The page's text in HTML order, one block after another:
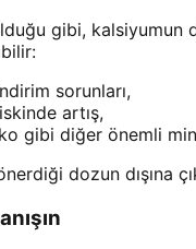
gibi,
sorunları,
artış,
gibi diğer önemli
dozun dışına